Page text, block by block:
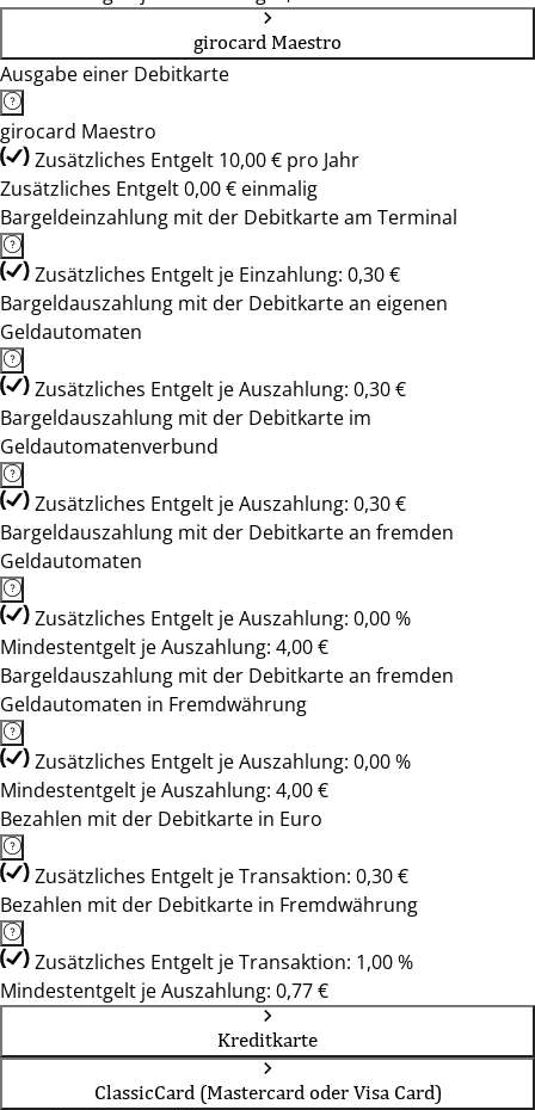
girocard Maestro
Ausgabe einer Debitkarte
girocard Maestro
Zusätzliches Entgelt 10,00 € pro Jahr
Zusätzliches Entgelt 0,00 € einmalig
Bargeldeinzahlung mit der Debitkarte am Terminal
Zusätzliches Entgelt je Einzahlung: 0,30 €
Bargeldauszahlung mit der Debitkarte an eigenen
Geldautomaten
Zusätzliches Entgelt je Auszahlung: 0,30 €
Bargeldauszahlung mit der Debitkarte im
Geldautomatenverbund
Zusätzliches Entgelt je Auszahlung: 0,30 €
Bargeldauszahlung mit der Debitkarte an fremden
Geldautomaten
Zusätzliches Entgelt je Auszahlung: 0,00 %
Mindestentgelt je Auszahlung: 4,00 €
Bargeldauszahlung mit der Debitkarte an fremden
Geldautomaten in Fremdwährung
Zusätzliches Entgelt je Auszahlung: 0,00 %
Mindestentgelt je Auszahlung: 4,00 €
Bezahlen mit der Debitkarte in Euro
Zusätzliches Entgelt je Transaktion: 0,30 €
Bezahlen mit der Debitkarte in Fremdwährung
Zusätzliches Entgelt je Transaktion: 1,00 %
Mindestentgelt je Auszahlung: 0,77 €
Kreditkarte
ClassicCard (Mastercard oder Visa Card)